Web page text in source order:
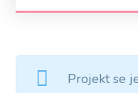
Projekt se